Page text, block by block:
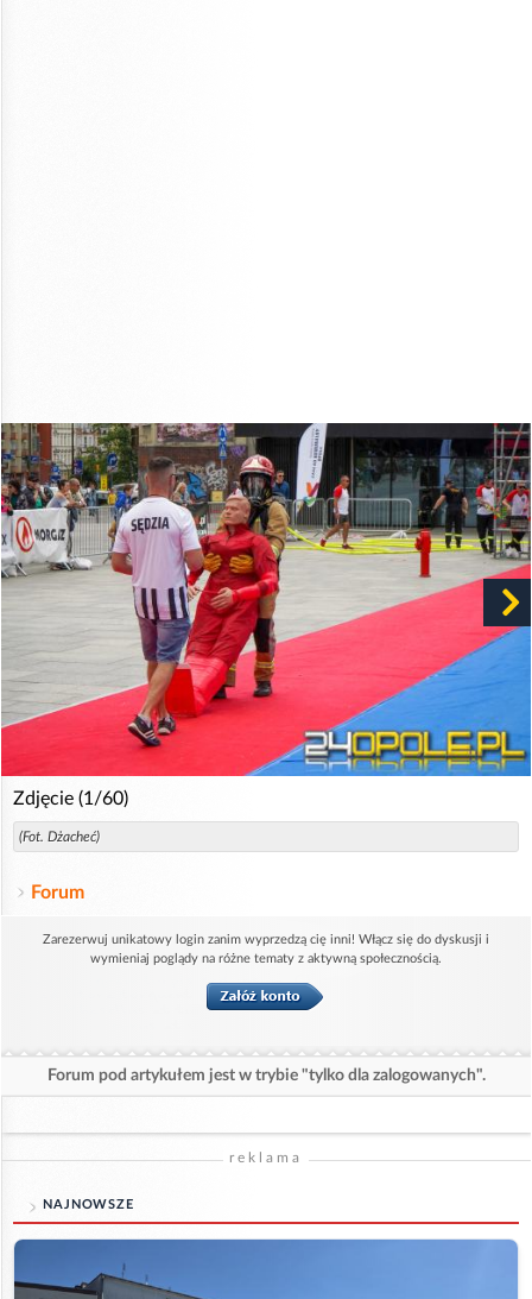
Zdjęcie (1/60)
(Fot. Dżacheć)
Forum
Zarezerwuj unikatowy login zanim wyprzedzą cię inni! Włącz się do dyskusji i
wymieniaj poglądy na różne tematy z aktywną społecznością.
Forum pod artykułem jest w trybie "tylko dla zalogowanych".
reklama
NAJNOWSZE